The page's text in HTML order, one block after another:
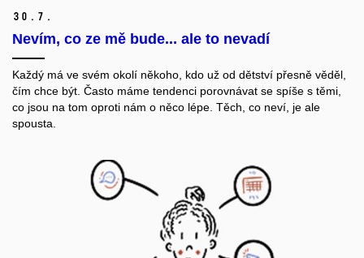
30. 7.
Nevím, co ze mě bude... ale to nevadí
Každý má ve svém okolí někoho, kdo už od dětství přesně věděl,
čím chce být. Často máme tendenci porovnávat se spíše s těmi,
co jsou na tom oproti nám o něco lépe. Těch, co neví, je ale
spousta.